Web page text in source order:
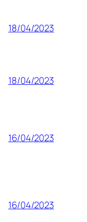
18/04/2023
18/04/2023
16/04/2023
16/04/2023